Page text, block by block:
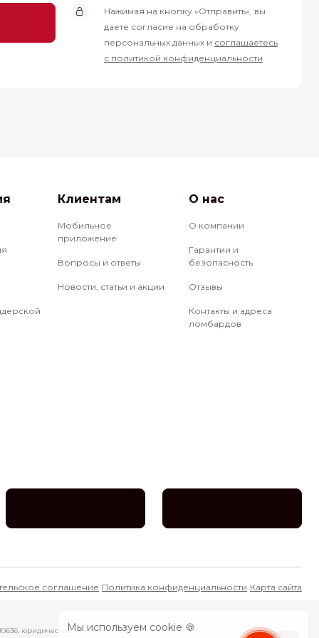
Нажимая на кнопку «Отправить», вы
даете согласие на обработку
персональных данных и соглашаетесь
с политикой конфиденциальности
Клиентам
Мобильное
приложение
Вопросы и ответы
Новости, статьи и акции
О нас
О компании
Гарантии и
безопасность
Отзывы
Контакты и адреса
ломбардов
соглашение Политика конфиденциальности Карта сайта
юридическийМы используем cookie 🍪